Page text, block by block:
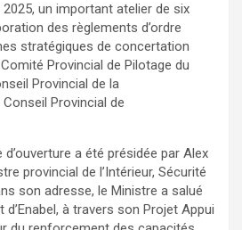
un important atelier de six
des règlements d’ordre
stratégiques de concertation
Provincial de Pilotage du
Provincial de la
Provincial de
a été présidée par Alex
provincial de l’Intérieur, Sécurité
son adresse, le Ministre a salué
d’Enabel, à travers son Projet Appui